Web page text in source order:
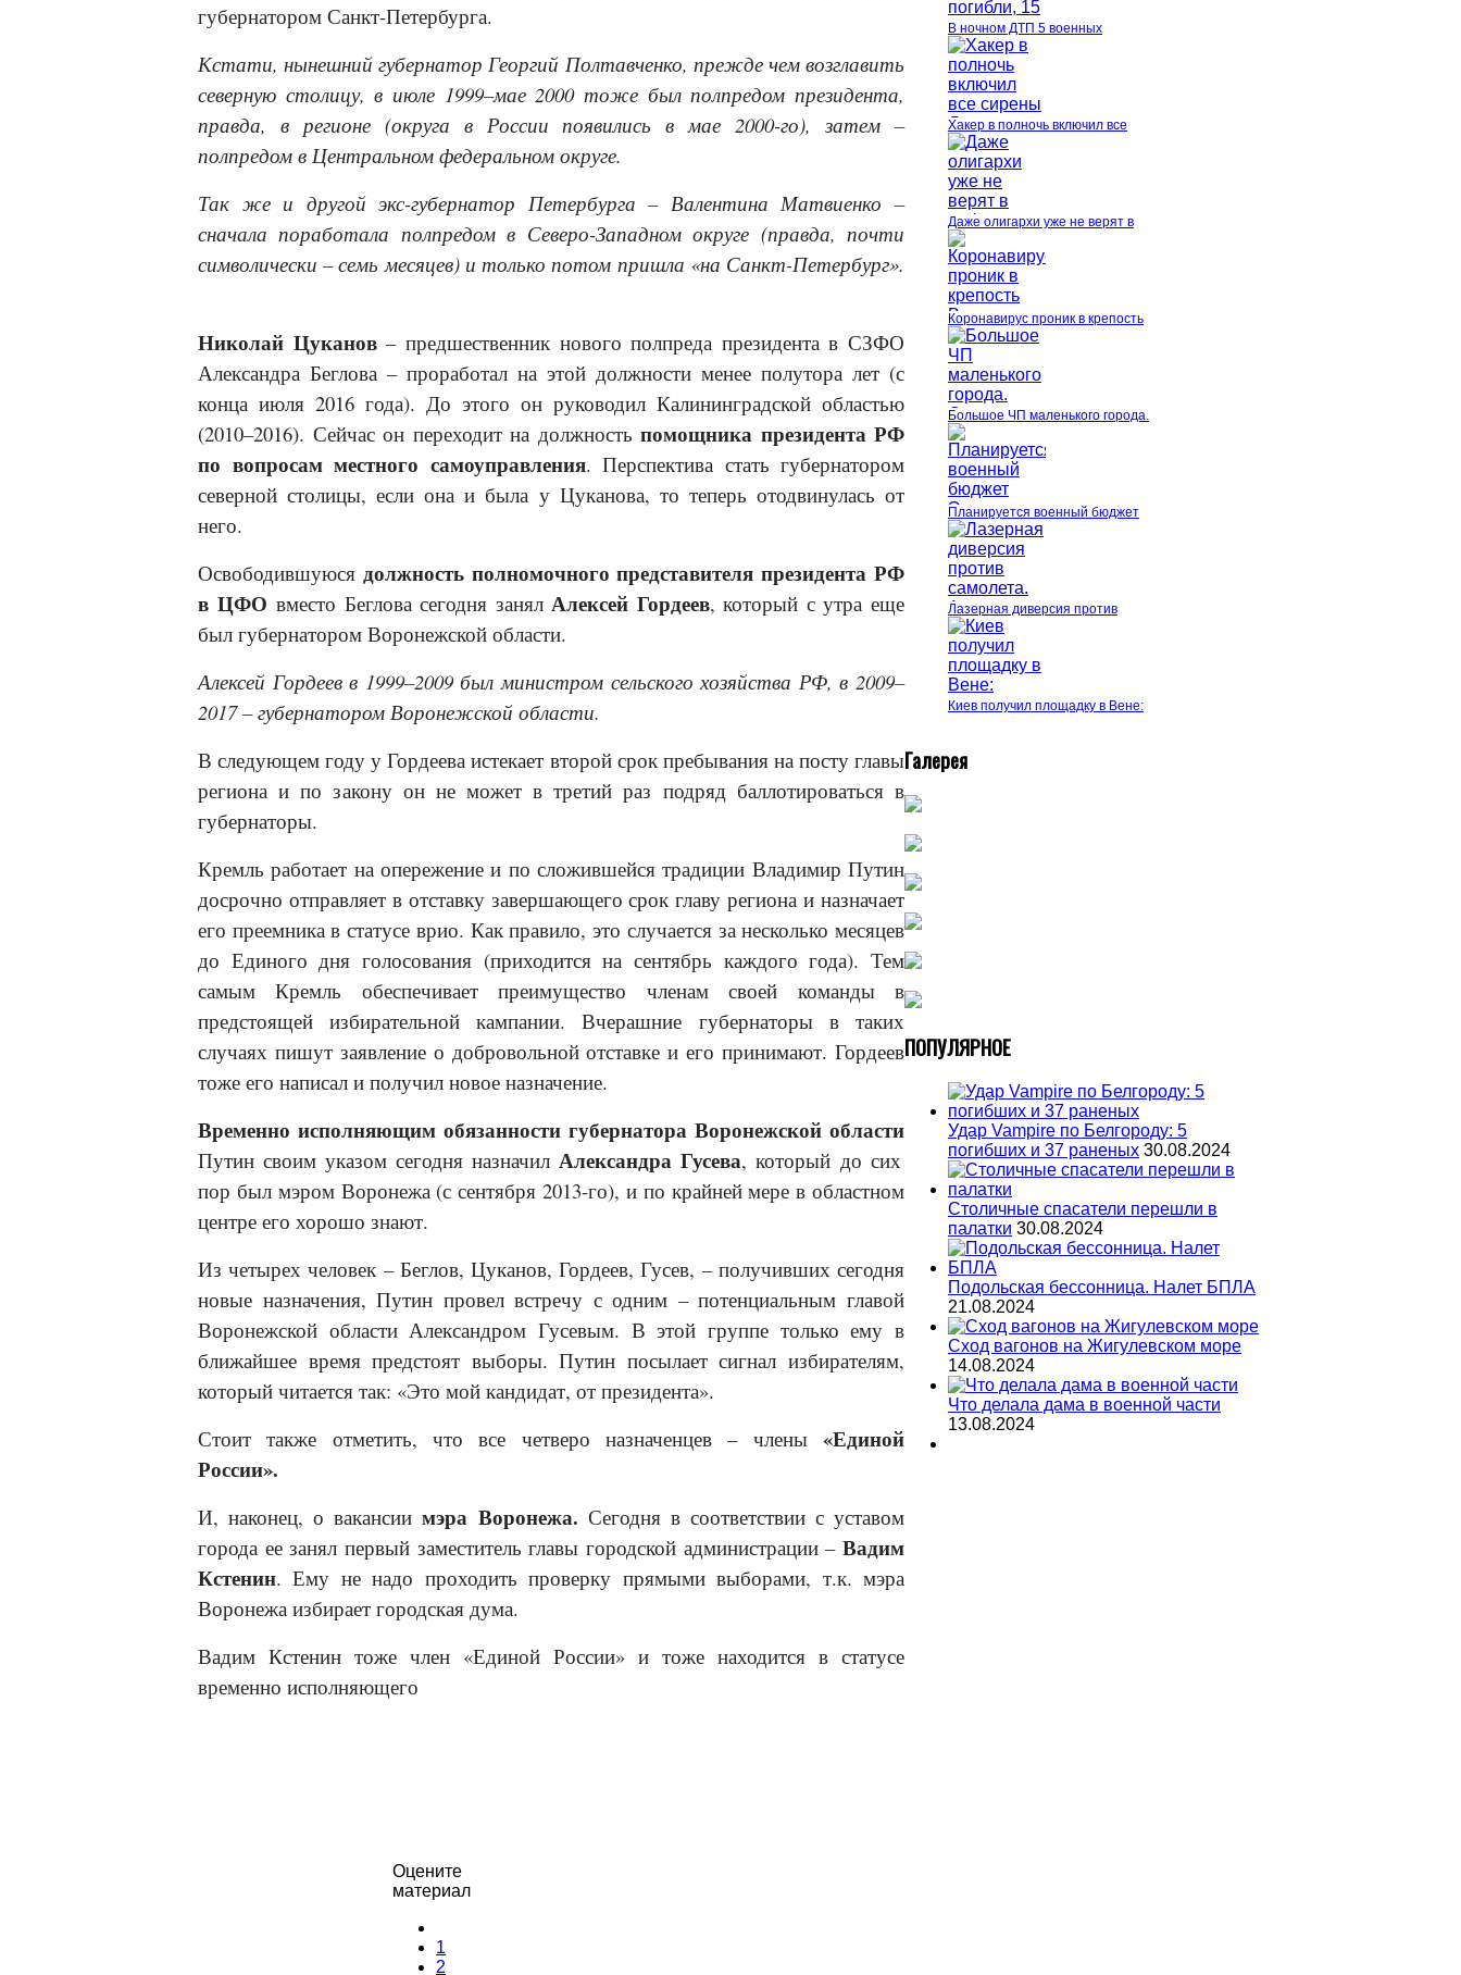
губернатором Санкт-Петербурга.
Кстати, нынешний губернатор Георгий Полтавченко, прежде чем возглавить
северную столицу, в июле 1999–мае 2000 тоже был полпредом президента,
правда, в регионе (округа в России появились в мае 2000-го), затем –
полпредом в Центральном федеральном округе.
Так же и другой экс-губернатор Петербурга – Валентина Матвиенко –
сначала поработала полпредом в Северо-Западном округе (правда, почти
символически – семь месяцев) и только потом пришла «на Санкт-Петербург».
Николай Цуканов– предшественник нового полпреда президента в СЗФО
Александра Беглова – проработал на этой должности менее полутора лет (с
конца июля 2016 года). До этого он руководил Калининградской областью
(2010–2016). Сейчас он переходит на должность помощника президента РФ
по вопросам местного самоуправления. Перспектива стать губернатором
северной столицы, если она и была у Цуканова, то теперь отодвинулась от
него.
Освободившуюся должность полномочного представителя президента РФ
в ЦФО вместо Беглова сегодня занял Алексей Гордеев, который с утра еще
был губернатором Воронежской области.
Алексей Гордеев в 1999–2009 был министром сельского хозяйства РФ, в 2009–
2017 – губернатором Воронежской области.
В следующем году у Гордеева истекает второй срок пребывания на посту главы
региона и по закону он не может в третий раз подряд баллотироваться в
губернаторы.
Кремль работает на опережение и по сложившейся традиции Владимир Путин
досрочно отправляет в отставку завершающего срок главу региона и назначает
его преемника в статусе врио. Как правило, это случается за несколько месяцев
до Единого дня голосования (приходится на сентябрь каждого года). Тем
самым Кремль обеспечивает преимущество членам своей команды в
предстоящей избирательной кампании. Вчерашние губернаторы в таких
случаях пишут заявление о добровольной отставке и его принимают. Гордеев
тоже его написал и получил новое назначение.
Временно исполняющим обязанности губернатора Воронежской области
Путин своим указом сегодня назначил Александра Гусева, который до сих
пор был мэром Воронежа (с сентября 2013-го), и по крайней мере в областном
центре его хорошо знают.
Из четырех человек – Беглов, Цуканов, Гордеев, Гусев, – получивших сегодня
новые назначения, Путин провел встречу с одним – потенциальным главой
Воронежской области Александром Гусевым. В этой группе только ему в
ближайшее время предстоят выборы. Путин посылает сигнал избирателям,
который читается так: «Это мой кандидат, от президента».
Стоит также отметить, что все четверо назначенцев – члены «Единой
России».
И, наконец, о вакансиимэра Воронежа. Сегодня в соответствии с уставом
города ее занял первый заместитель главы городской администрации – Вадим
Кстенин. Ему не надо проходить проверку прямыми выборами, т.к. мэра
Воронежа избирает городская дума.
Вадим Кстенин тоже член «Единой России» и тоже находится в статусе
временно исполняющего
Оцените
материал
1
2
В ночном ДТП 5 военных
Хакер в полночь включил все
Даже олигархи уже не верят в
Коронавирус проник в крепость
Большое ЧП маленького города.
Планируется военный бюджет
Лазерная диверсия против
Киев получил площадку в Вене:
Галерея
ПОПУЛЯРНОЕ
Удар Vampire по Белгороду: 5
погибших и 37 раненых 30.08.2024
Столичные спасатели перешли в
палатки 30.08.2024
Подольская бессонница. Налет БПЛА
21.08.2024
Сход вагонов на Жигулевском море
14.08.2024
Что делала дама в военной части
13.08.2024